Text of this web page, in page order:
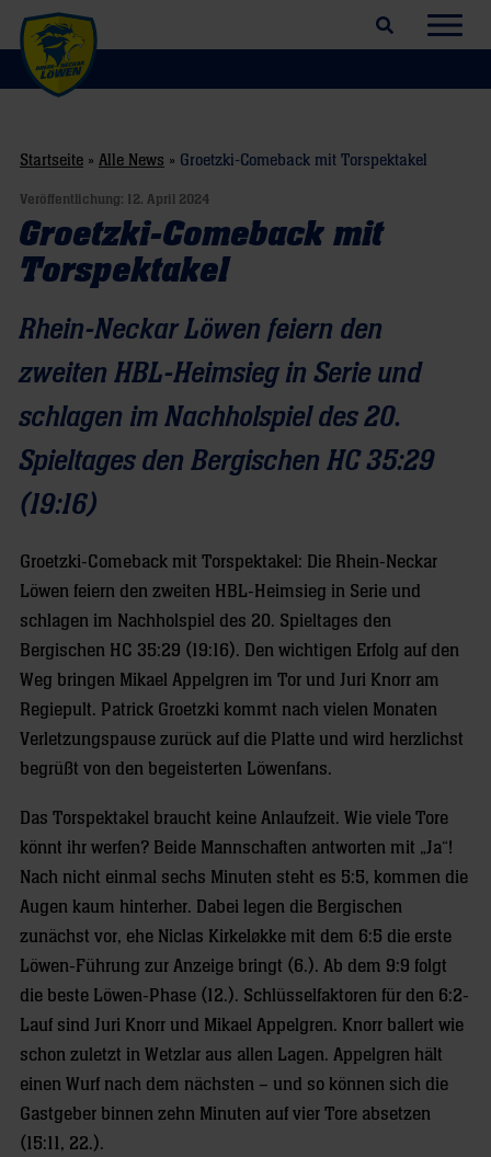
Suchfeld öffnen
Startseite » Alle News » Groetzki-Comeback mit Torspektakel
Veröffentlichung: 12. April 2024
Groetzki-Comeback mit
Torspektakel
Rhein-Neckar Löwen feiern den
zweiten HBL-Heimsieg in Serie und
schlagen im Nachholspiel des 20.
Spieltages den Bergischen HC 35:29
(19:16)
Groetzki-Comeback mit Torspektakel: Die Rhein-Neckar
Löwen feiern den zweiten HBL-Heimsieg in Serie und
schlagen im Nachholspiel des 20. Spieltages den
Bergischen HC 35:29 (19:16). Den wichtigen Erfolg auf den
Weg bringen Mikael Appelgren im Tor und Juri Knorr am
Regiepult. Patrick Groetzki kommt nach vielen Monaten
Verletzungspause zurück auf die Platte und wird herzlichst
begrüßt von den begeisterten Löwenfans.
Das Torspektakel braucht keine Anlaufzeit. Wie viele Tore
könnt ihr werfen? Beide Mannschaften antworten mit „Ja“!
Nach nicht einmal sechs Minuten steht es 5:5, kommen die
Augen kaum hinterher. Dabei legen die Bergischen
zunächst vor, ehe Niclas Kirkeløkke mit dem 6:5 die erste
Löwen-Führung zur Anzeige bringt (6.). Ab dem 9:9 folgt
die beste Löwen-Phase (12.). Schlüsselfaktoren für den 6:2-
Lauf sind Juri Knorr und Mikael Appelgren. Knorr ballert wie
schon zuletzt in Wetzlar aus allen Lagen. Appelgren hält
einen Wurf nach dem nächsten – und so können sich die
Gastgeber binnen zehn Minuten auf vier Tore absetzen
(15:11, 22.).